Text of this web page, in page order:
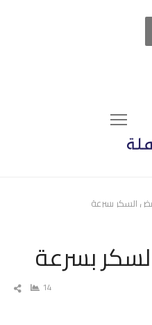
Menu
السكر بسرعة
بسرعة
14